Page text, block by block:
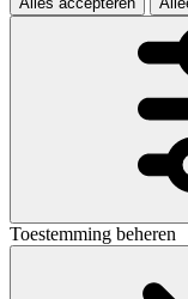
Toestemming beheren